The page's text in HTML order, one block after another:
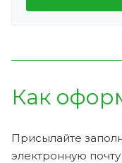
Как
Присылайте
электронную почту